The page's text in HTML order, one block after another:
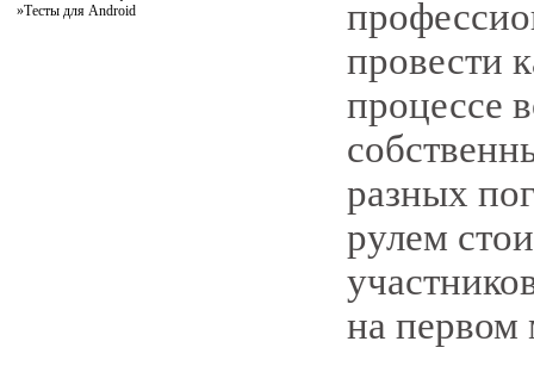
»Тесты для Android
провести
процессе
разных
рулем
на первом